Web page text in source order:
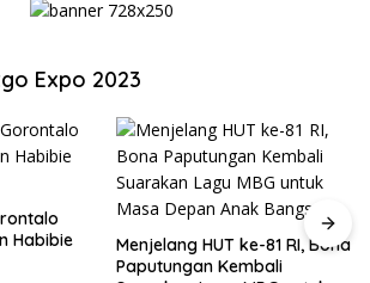
Expo 2023
Habibie
Menjelang HUT ke-81 RI, Bona
Paputungan Kembali